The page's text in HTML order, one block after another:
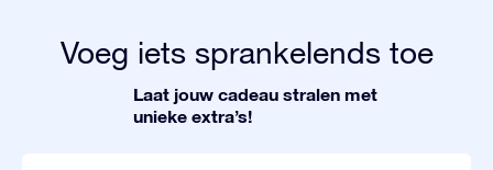
Voeg iets sprankelends toe
Laat jouw cadeau stralen met
unieke extra’s!